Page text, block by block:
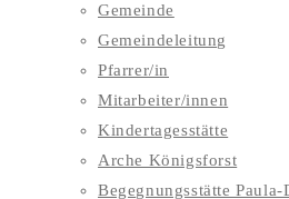
Gemeinde
Gemeindeleitung
Pfarrer/in
Mitarbeiter/innen
Kindertagesstätte
Arche Königsforst
Begegnungsstätte Paula-